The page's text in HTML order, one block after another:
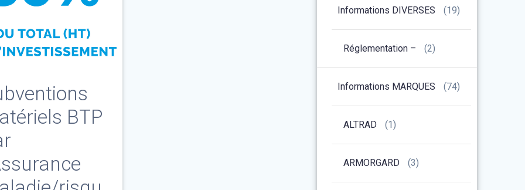
BTP
Informations DIVERSES (19)
Réglementation – (2)
Informations MARQUES (74)
ALTRAD (1)
ARMORGARD (3)